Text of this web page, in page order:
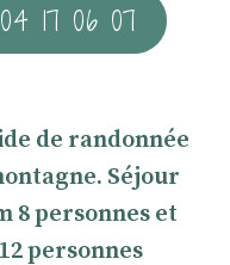
17 06 07
de randonnée
Séjour
8 personnes et
personnes